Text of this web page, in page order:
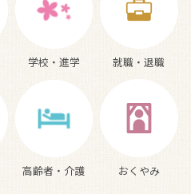
学校・進学 就職・退職
高齢者・介護 おくやみ